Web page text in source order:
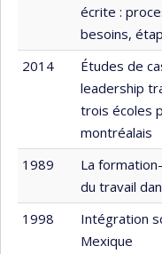
écrite :
besoins,
2014
Études de
leadership
trois écoles
montréalais
1989
La
du travail
1998
Intégration
Mexique